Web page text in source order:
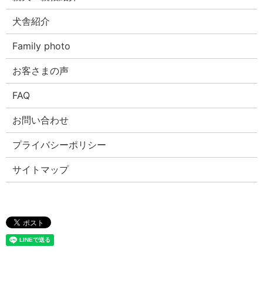
犬舎紹介
Family photo
お客さまの声
FAQ
お問い合わせ
プライバシーポリシー
サイトマップ